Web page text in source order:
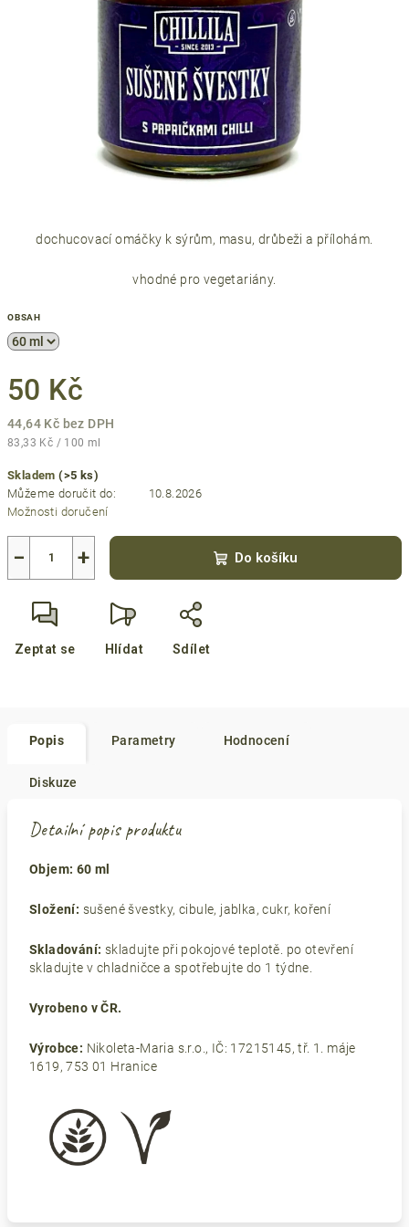
dochucovací omáčky k sýrům, masu, drůbeži a přílohám.
vhodné pro vegetariány.
OBSAH
50 Kč
44,64 Kč bez DPH
Měrná
83,33 Kč / 100 ml
Skladem(>5 ks)
Můžeme doručit do:
10.8.2026
Možnosti doručení
+
− Do košíku
Zeptat se Hlídat Sdílet
Popis Parametry Hodnocení
Diskuze
Detailní popis produktu
Objem: 60 ml
Složení: sušené švestky, cibule, jablka, cukr, koření
Skladování: skladujte při pokojové teplotě. po otevření
skladujte v chladničce a spotřebujte do 1 týdne.
Vyrobeno v ČR.
Výrobce: Nikoleta-Maria s.r.o., IČ: 17215145, tř. 1. máje
1619, 753 01 Hranice